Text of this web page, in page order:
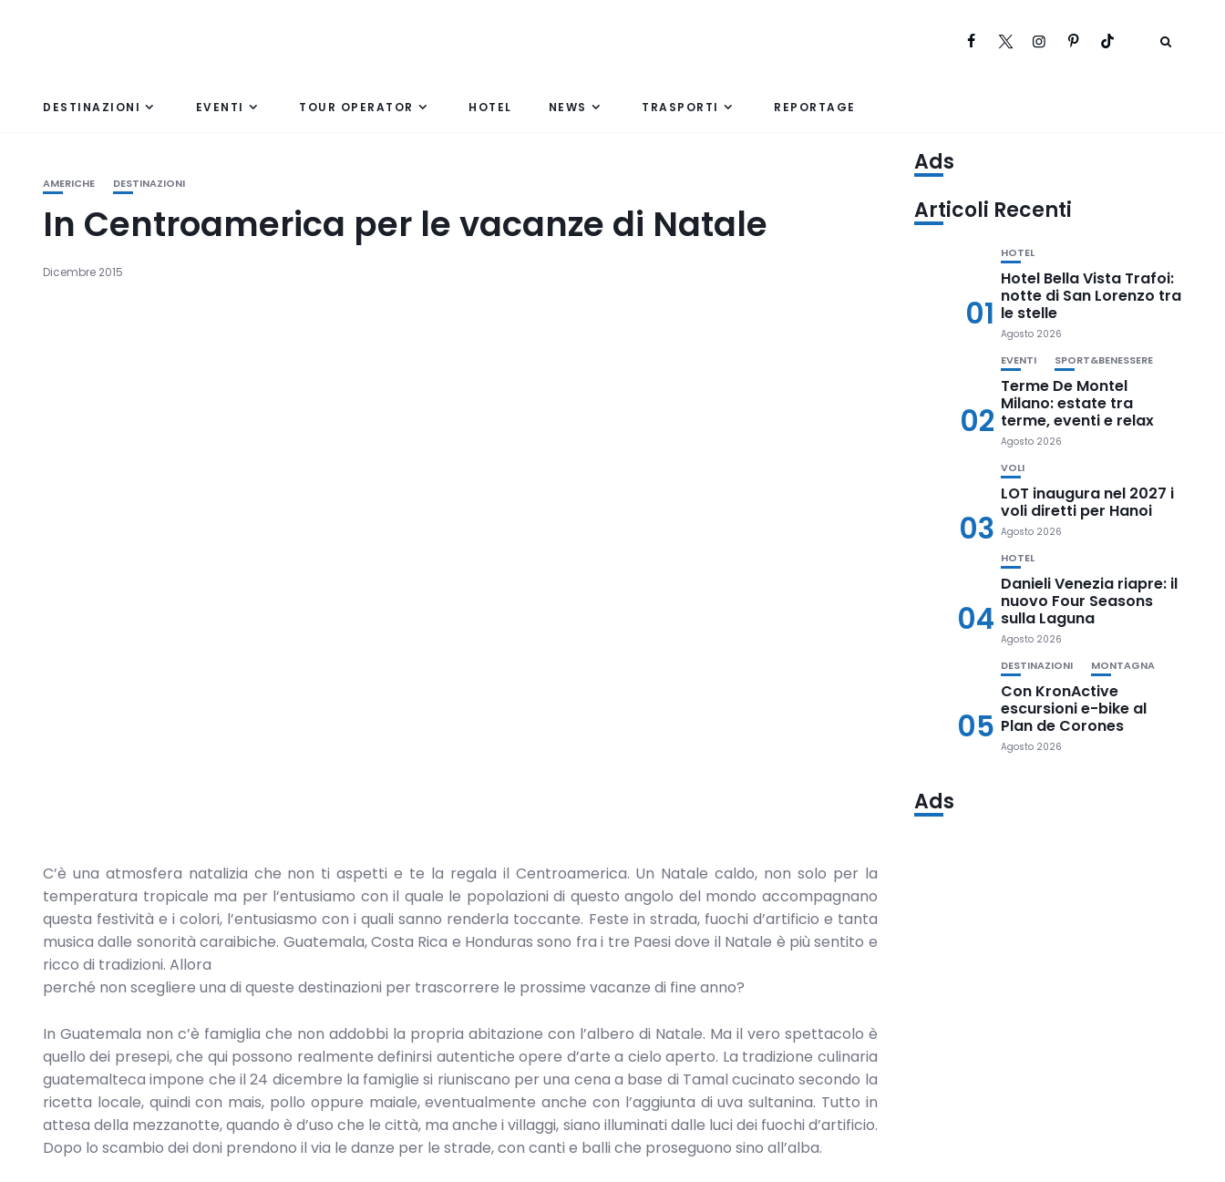
DESTINAZIONI EVENTI TOUR OPERATOR HOTEL NEWS TRASPORTI REPORTAGE
AMERICHE DESTINAZIONI
In Centroamerica per le vacanze di Natale
Dicembre 2015
C’è una atmosfera natalizia che non ti aspetti e te la regala il Centroamerica. Un Natale caldo, non solo per la
temperatura tropicale ma per l’entusiamo con il quale le popolazioni di questo angolo del mondo accompagnano
questa festività e i colori, l’entusiasmo con i quali sanno renderla toccante. Feste in strada, fuochi d’artificio e tanta
musica dalle sonorità caraibiche. Guatemala, Costa Rica e Honduras sono fra i tre Paesi dove il Natale è più sentito e
ricco di tradizioni. Allora
perché non scegliere una di queste destinazioni per trascorrere le prossime vacanze di fine anno?
In Guatemala non c’è famiglia che non addobbi la propria abitazione con l’albero di Natale. Ma il vero spettacolo è
quello dei presepi, che qui possono realmente definirsi autentiche opere d’arte a cielo aperto. La tradizione culinaria
guatemalteca impone che il 24 dicembre la famiglie si riuniscano per una cena a base di Tamal cucinato secondo la
ricetta locale, quindi con mais, pollo oppure maiale, eventualmente anche con l’aggiunta di uva sultanina. Tutto in
attesa della mezzanotte, quando è d’uso che le città, ma anche i villaggi, siano illuminati dalle luci dei fuochi d’artificio.
Dopo lo scambio dei doni prendono il via le danze per le strade, con canti e balli che proseguono sino all’alba.
Ads
Articoli Recenti
01
HOTEL
Hotel Bella Vista Trafoi:
notte di San Lorenzo tra
le stelle
Agosto 2026
02
EVENTI SPORT&BENESSERE
Terme De Montel
Milano: estate tra
terme, eventi e relax
Agosto 2026
03
VOLI
LOT inaugura nel 2027 i
voli diretti per Hanoi
Agosto 2026
04
HOTEL
Danieli Venezia riapre: il
nuovo Four Seasons
sulla Laguna
Agosto 2026
05
DESTINAZIONI MONTAGNA
Con KronActive
escursioni e-bike al
Plan de Corones
Agosto 2026
Ads